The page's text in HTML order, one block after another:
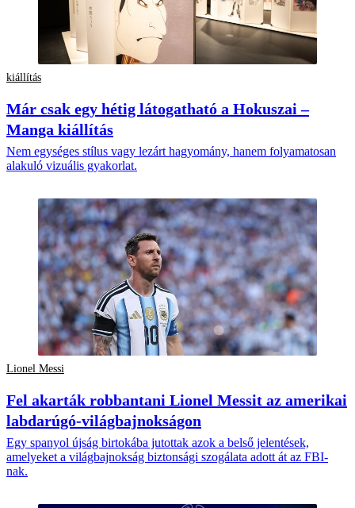
kiállítás
Már csak egy hétig látogatható a Hokuszai –
Manga kiállítás
Nem egységes stílus vagy lezárt hagyomány, hanem folyamatosan
alakuló vizuális gyakorlat.
Lionel Messi
Fel akarták robbantani Lionel Messit az amerikai
labdarúgó-világbajnokságon
Egy spanyol újság birtokába jutottak azok a belső jelentések,
amelyeket a világbajnokság biztonsági szogálata adott át az FBI-
nak.